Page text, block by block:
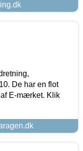
De har en flot
E-mærket. Klik